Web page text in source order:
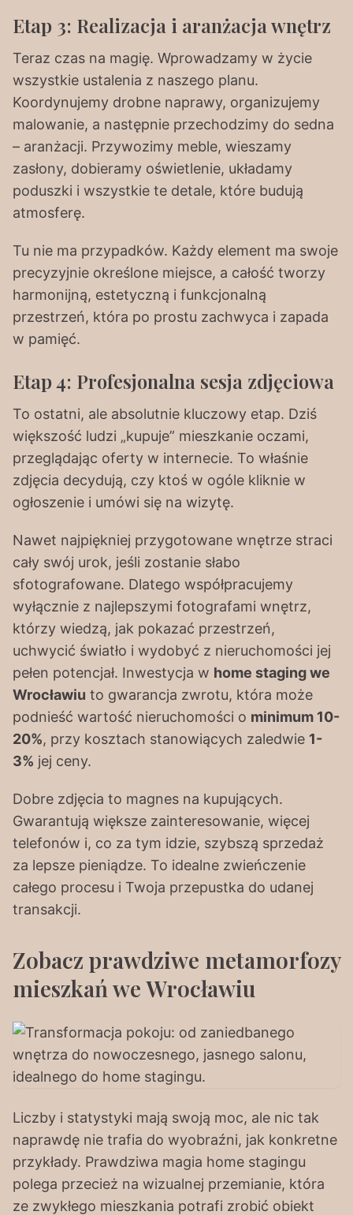
Etap 3: Realizacja i aranżacja wnętrz
Teraz czas na magię. Wprowadzamy w życie
wszystkie ustalenia z naszego planu.
Koordynujemy drobne naprawy, organizujemy
malowanie, a następnie przechodzimy do sedna
– aranżacji. Przywozimy meble, wieszamy
zasłony, dobieramy oświetlenie, układamy
poduszki i wszystkie te detale, które budują
atmosferę.
Tu nie ma przypadków. Każdy element ma swoje
precyzyjnie określone miejsce, a całość tworzy
harmonijną, estetyczną i funkcjonalną
przestrzeń, która po prostu zachwyca i zapada
w pamięć.
Etap 4: Profesjonalna sesja zdjęciowa
To ostatni, ale absolutnie kluczowy etap. Dziś
większość ludzi „kupuje” mieszkanie oczami,
przeglądając oferty w internecie. To właśnie
zdjęcia decydują, czy ktoś w ogóle kliknie w
ogłoszenie i umówi się na wizytę.
Nawet najpiękniej przygotowane wnętrze straci
cały swój urok, jeśli zostanie słabo
sfotografowane. Dlatego współpracujemy
wyłącznie z najlepszymi fotografami wnętrz,
którzy wiedzą, jak pokazać przestrzeń,
uchwycić światło i wydobyć z nieruchomości jej
pełen potencjał. Inwestycja w home staging we
Wrocławiu to gwarancja zwrotu, która może
podnieść wartość nieruchomości o minimum 10-
20%, przy kosztach stanowiących zaledwie 1-
3% jej ceny.
Dobre zdjęcia to magnes na kupujących.
Gwarantują większe zainteresowanie, więcej
telefonów i, co za tym idzie, szybszą sprzedaż
za lepsze pieniądze. To idealne zwieńczenie
całego procesu i Twoja przepustka do udanej
transakcji.
Zobacz prawdziwe metamorfozy
mieszkań we Wrocławiu
Liczby i statystyki mają swoją moc, ale nic tak
naprawdę nie trafia do wyobraźni, jak konkretne
przykłady. Prawdziwa magia home stagingu
polega przecież na wizualnej przemianie, która
ze zwykłego mieszkania potrafi zrobić obiekt